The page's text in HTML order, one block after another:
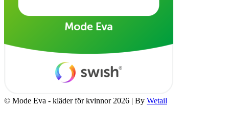
© Mode Eva - kläder för kvinnor 2026 | By Wetail